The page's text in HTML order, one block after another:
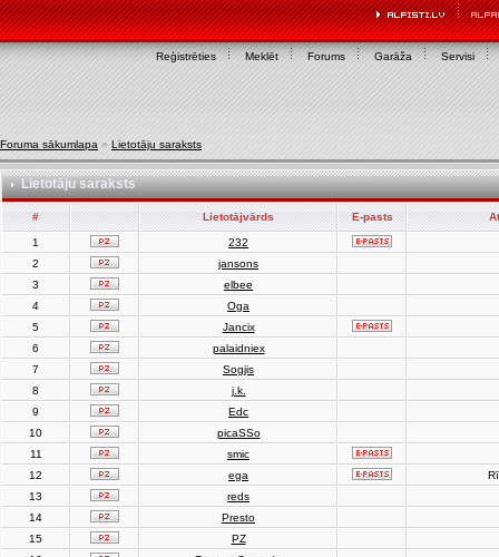
Reģistrēties Meklēt Forums Garāža Servisi
Foruma sākumlapa » Lietotāju saraksts
Lietotāju saraksts
# Lietotājvārds E-pasts
1
232
2
jansons
3
elbee
4
Oga
5
Jancix
6
palaidniex
7
Sogjis
8
j.k.
9
Edc
10
picaSSo
11
smic
12
ega
13
reds
14
Presto
15
PZ